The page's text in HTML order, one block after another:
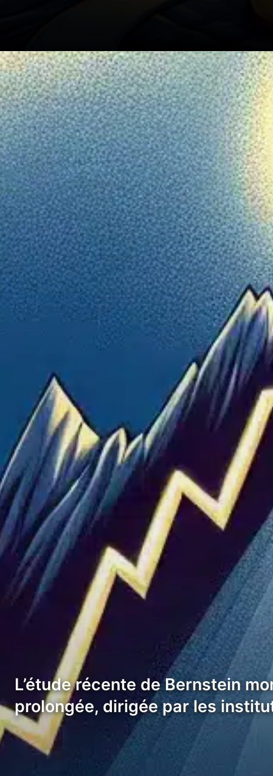
L’étude récente de Bernstein
prolongée, dirigée par les